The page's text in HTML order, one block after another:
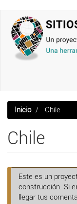
contenido
principal
Inicio Chile
Chile
Este es un
construcción. Si
llegar tus